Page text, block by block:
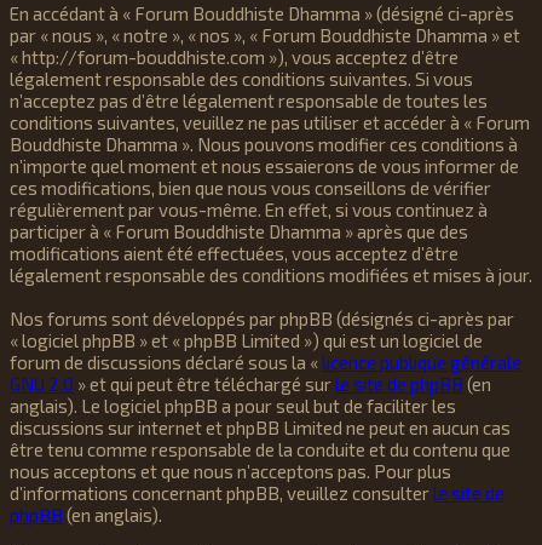
En accédant à « Forum Bouddhiste Dhamma » (désigné ci-après
par « nous », « notre », « nos », « Forum Bouddhiste Dhamma » et
« http://forum-bouddhiste.com »), vous acceptez d’être
légalement responsable des conditions suivantes. Si vous
n’acceptez pas d’être légalement responsable de toutes les
conditions suivantes, veuillez ne pas utiliser et accéder à « Forum
Bouddhiste Dhamma ». Nous pouvons modifier ces conditions à
n’importe quel moment et nous essaierons de vous informer de
ces modifications, bien que nous vous conseillons de vérifier
régulièrement par vous-même. En effet, si vous continuez à
participer à « Forum Bouddhiste Dhamma » après que des
modifications aient été effectuées, vous acceptez d’être
légalement responsable des conditions modifiées et mises à jour.
Nos forums sont développés par phpBB (désignés ci-après par
« logiciel phpBB » et « phpBB Limited ») qui est un logiciel de
forum de discussions déclaré sous la «licence publique générale
GNU 2.0 » et qui peut être téléchargé surle site de phpBB (en
anglais). Le logiciel phpBB a pour seul but de faciliter les
discussions sur internet et phpBB Limited ne peut en aucun cas
être tenu comme responsable de la conduite et du contenu que
nous acceptons et que nous n’acceptons pas. Pour plus
d’informations concernant phpBB, veuillez consulterle site de
phpBB (en anglais).